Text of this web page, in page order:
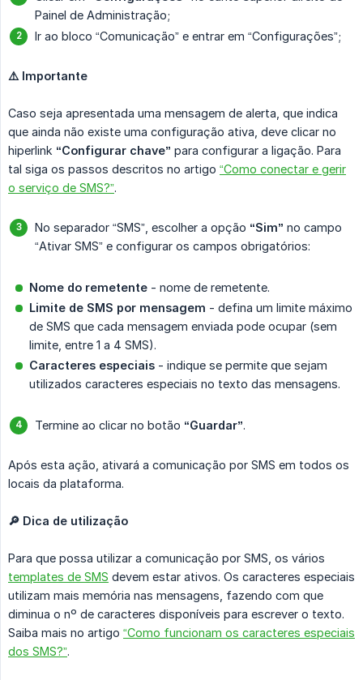
Painel de Administração;
Ir ao bloco “Comunicação” e entrar em “Configurações”;
⚠️ Importante
Caso seja apresentada uma mensagem de alerta, que indica
que ainda não existe uma configuração ativa, deve clicar no
hiperlink “Configurar chave” para configurar a ligação. Para
tal siga os passos descritos no artigo “Como conectar e gerir
o serviço de SMS?”.
No separador “SMS”, escolher a opção “Sim” no campo
“Ativar SMS” e configurar os campos obrigatórios:
Nome do remetente - nome de remetente.
Limite de SMS por mensagem - defina um limite máximo
de SMS que cada mensagem enviada pode ocupar (sem
limite, entre 1 a 4 SMS).
Caracteres especiais - indique se permite que sejam
utilizados caracteres especiais no texto das mensagens.
Termine ao clicar no botão “Guardar”.
Após esta ação, ativará a comunicação por SMS em todos os
locais da plataforma.
🔎 Dica de utilização
Para que possa utilizar a comunicação por SMS, os vários
templates de SMS devem estar ativos. Os caracteres especiais
utilizam mais memória nas mensagens, fazendo com que
diminua o nº de caracteres disponíveis para escrever o texto.
Saiba mais no artigo “Como funcionam os caracteres especiais
dos SMS?”.